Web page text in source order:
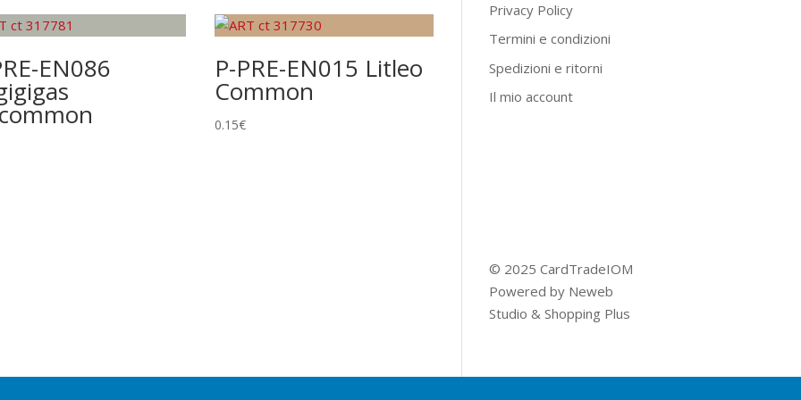
EN086 P-PRE-EN015 Litleo
Common
0.15€
Privacy Policy
Termini e condizioni
Spedizioni e ritorni
Il mio account
© 2025 CardTradeIOM
Powered by Neweb
Studio & Shopping Plus